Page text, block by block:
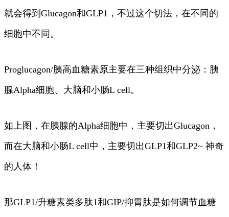
就会得到Glucagon和GLP1，不过这个切法，在不同的
细胞中不同。
Proglucagon/胰高血糖素原主要在三种组织中分泌：胰
腺Alpha细胞、大脑和小肠L cell。
如上图，在胰腺的Alpha细胞中，主要切出Glucagon，
而在大脑和小肠L cell中，主要切出GLP1和GLP2~ 神奇
的人体！
那GLP1/升糖素类多肽1和GIP/抑胃肽是如何调节血糖